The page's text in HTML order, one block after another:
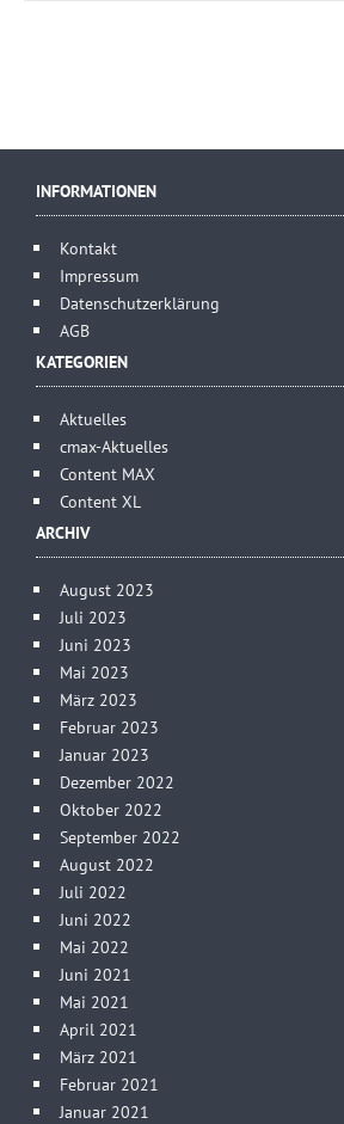
INFORMATIONEN
Kontakt
Impressum
Datenschutzerklärung
AGB
KATEGORIEN
Aktuelles
cmax-Aktuelles
Content MAX
Content XL
ARCHIV
August 2023
Juli 2023
Juni 2023
Mai 2023
März 2023
Februar 2023
Januar 2023
Dezember 2022
Oktober 2022
September 2022
August 2022
Juli 2022
Juni 2022
Mai 2022
Juni 2021
Mai 2021
April 2021
März 2021
Februar 2021
Januar 2021